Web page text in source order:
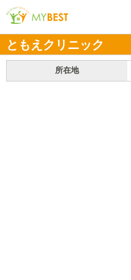
ともえクリニック
所在地